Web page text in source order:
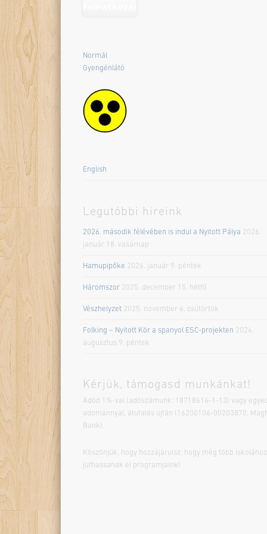
Normál
Gyengénlátó
English
Legutóbbi híreink
2026. második félévében is indul a Nyitott Pálya 2026.
január 18. vasárnap
Hamupipőke 2026. január 9. péntek
Háromszor 2025. december 15. hétfő
Vészhelyzet 2025. november 6. csütörtök
Folking – Nyitott Kör a spanyol ESC-projekten 2024.
augusztus 9. péntek
Kérjük, támogasd munkánkat!
Adód 1%-val (adószámunk: 18718616-1-13) vagy
adománnyal, átutalás újtán (16200106-00203870,
Bank).
Köszönjük, hogy hozzájárulsz, hogy még több iskolához
juthassanak el programjaink!